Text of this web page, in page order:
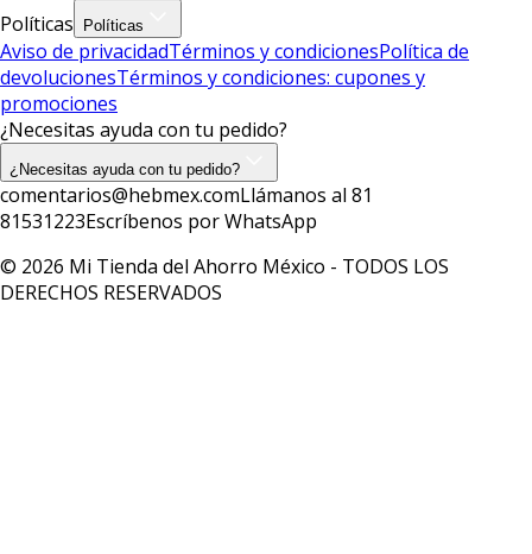
Políticas
Políticas
Aviso de privacidadTérminos y condicionesPolítica de
devolucionesTérminos y condiciones: cupones y
promociones
¿Necesitas ayuda con tu pedido?
¿Necesitas ayuda con tu pedido?
comentarios@hebmex.comLlámanos al 81
81531223Escríbenos por WhatsApp
© 2026 Mi Tienda del Ahorro México - TODOS LOS
DERECHOS RESERVADOS